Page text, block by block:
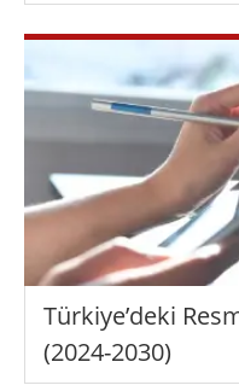
Türkiye’deki
(2024-2030)